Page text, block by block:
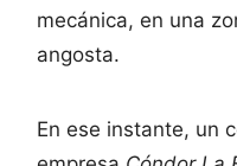
mecánica, en una
angosta.
En ese instante, un